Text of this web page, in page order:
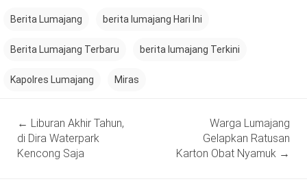
Berita Lumajang berita lumajang Hari Ini
Berita Lumajang Terbaru berita lumajang Terkini
Kapolres Lumajang Miras
navigation
← Liburan Akhir Tahun,
di Dira Waterpark
Kencong Saja
Warga Lumajang
Gelapkan Ratusan
Karton Obat Nyamuk →